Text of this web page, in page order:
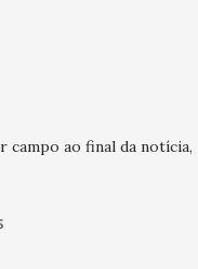
ao final da notícia,